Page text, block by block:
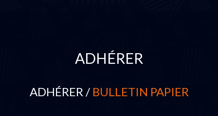
ADHÉRER
ADHÉRER /BULLETIN PAPIER